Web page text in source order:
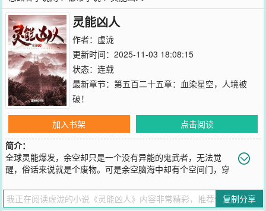
灵能凶人
作者： 虚泷
更新时间：2025-11-03 18:08:15
状态：连载
最新章节： 第五百二十五章：血染星空，人境被
破！
加入书架
点击阅读
简介：
全球灵能爆发，余空却只是一个没有异能的鬼武者，无法觉
醒，俗话来说就是个废物。可是余空脑海中却有个空间门，穿
您要是觉得《灵能凶人》还不错的话请不要忘记向您QQ群和微博微信
里的朋友推荐哦！
复制分享